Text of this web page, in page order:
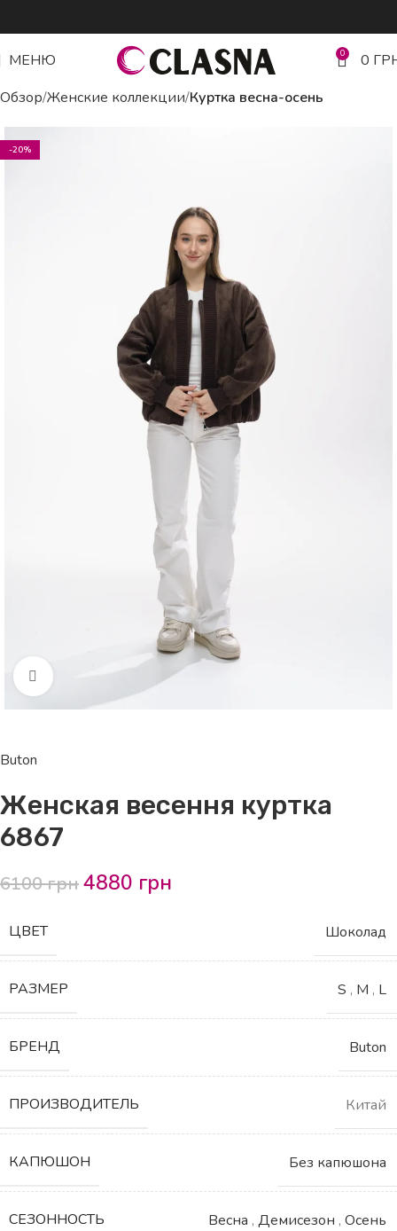
МЕНЮ 0 0
Обзор Женские коллекции Куртка весна-осень
-20%
Click to enlarge
Buton
Женская весення куртка
6867
6100грн4880 грн
ЦВЕТ Шоколад
РАЗМЕР S , M , L
БРЕНД Buton
ПРОИЗВОДИТЕЛЬ Китай
КАПЮШОН Без капюшона
СЕЗОННОСТЬ Весна , Демисезон , Осень